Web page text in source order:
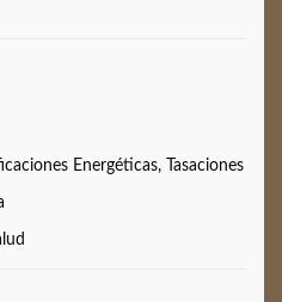
Energéticas, Tasaciones